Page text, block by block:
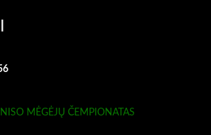
MĖGĖJŲ ČEMPIONATAS